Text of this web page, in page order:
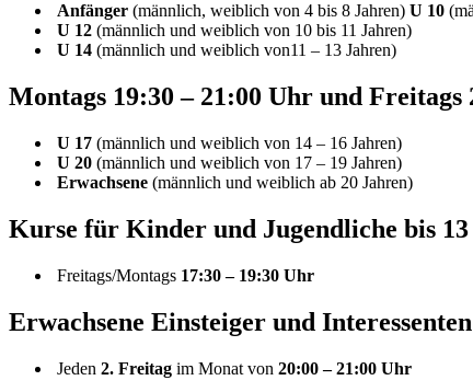
Anfänger (männlich, weiblich von 4 bis 8 Jahren) U 10
U 12 (männlich und weiblich von 10 bis 11 Jahren)
U 14 (männlich und weiblich von11 – 13 Jahren)
Montags 19:30 – 21:00 Uhr und Freitags
U 17 (männlich und weiblich von 14 – 16 Jahren)
U 20 (männlich und weiblich von 17 – 19 Jahren)
Erwachsene (männlich und weiblich ab 20 Jahren)
Kurse für Kinder und Jugendliche bis
Freitags/Montags 17:30 – 19:30 Uhr
Erwachsene Einsteiger und Interessenten
Jeden 2. Freitag im Monat von 20:00 – 21:00 Uhr